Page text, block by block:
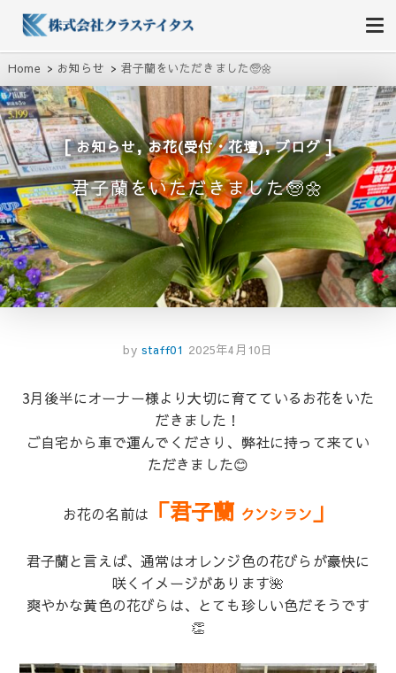
株式会社クラステイタス
地域のコミュニティーを大切にする企業
Home お知らせ 君子蘭をいただきました🧓🌼
お知らせ,お花(受付・花壇),ブログ
君子蘭をいただきました🧓🌼
by staff01 2025年4月10日
3月後半にオーナー様より大切に育てているお花をいた
だきました！
ご自宅から車で運んでくださり、弊社に持って来てい
ただきました😊
お花の名前は 「君子蘭 クンシラン 」
君子蘭と言えば、通常はオレンジ色の花びらが豪快に
咲くイメージがあります🌺
爽やかな黄色の花びらは、とても珍しい色だそうです
👏